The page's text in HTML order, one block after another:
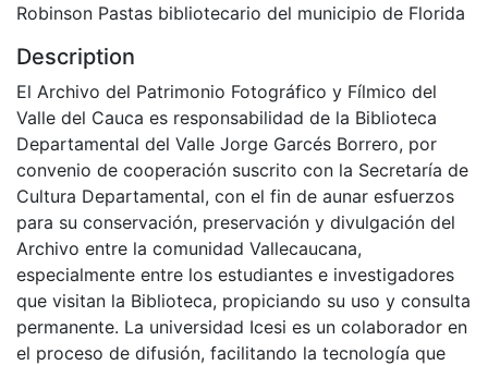
Robinson Pastas bibliotecario del municipio de Florida
Description
El Archivo del Patrimonio Fotográfico y Fílmico del
Valle del Cauca es responsabilidad de la Biblioteca
Departamental del Valle Jorge Garcés Borrero, por
convenio de cooperación suscrito con la Secretaría de
Cultura Departamental, con el fin de aunar esfuerzos
para su conservación, preservación y divulgación del
Archivo entre la comunidad Vallecaucana,
especialmente entre los estudiantes e investigadores
que visitan la Biblioteca, propiciando su uso y consulta
permanente. La universidad Icesi es un colaborador en
el proceso de difusión, facilitando la tecnología que